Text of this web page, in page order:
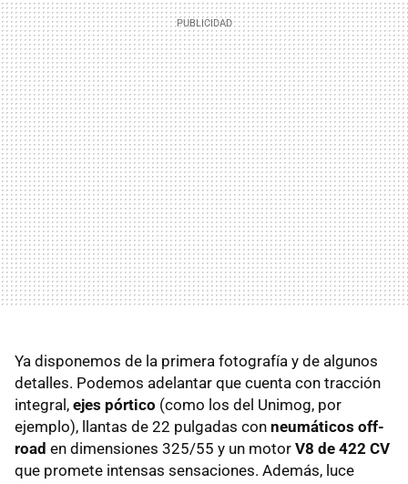
Ya disponemos de la primera fotografía y de algunos
detalles. Podemos adelantar que cuenta con tracción
integral, ejes pórtico (como los del Unimog, por
ejemplo), llantas de 22 pulgadas con neumáticos off-
road en dimensiones 325/55 y un motor V8 de 422 CV
que promete intensas sensaciones. Además, luce